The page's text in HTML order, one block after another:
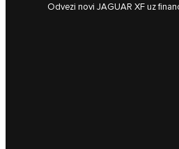
Odvezi novi JAGUAR XF uz